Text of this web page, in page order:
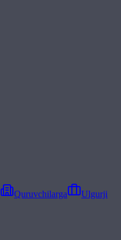
Quruvchilarga
Ulgurji